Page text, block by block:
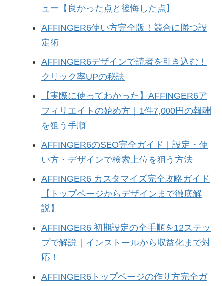
ュー【良かった点と後悔した点】
AFFINGER6使い方完全版！競合に勝つ設
定術
AFFINGER6デザインで読者を引き込む！
クリック率UPの秘訣
【実際に使ってわかった】AFFINGER6ア
フィリエイトの始め方｜1件7,000円の報酬
を狙う手順
AFFINGER6のSEO完全ガイド｜設定・使
い方・デザインで検索上位を狙う方法
AFFINGER6 カスタマイズ完全攻略ガイド
【トップページからデザインまで徹底解
説】
AFFINGER6 初期設定の全手順を12ステッ
プで解説｜インストールから収益化まで対
応！
AFFINGER6トップページの作り方完全ガ